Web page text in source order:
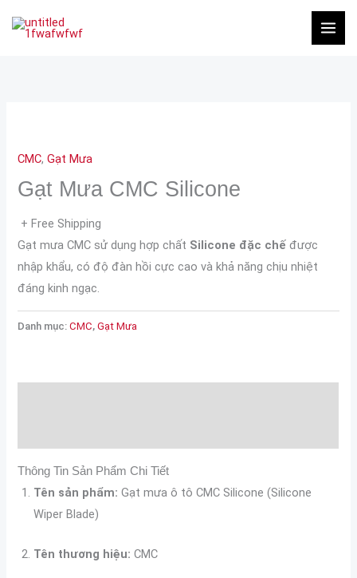
tới
CMC,Gạt Mưa
Gạt Mưa CMC Silicone
+ Free Shipping
Gạt mưa CMC sử dụng hợp chất Silicone đặc chế được
nhập khẩu, có độ đàn hồi cực cao và khả năng chịu nhiệt
đáng kinh ngạc.
Danh mục:CMC,Gạt Mưa
Thông Tin Sản Phẩm Chi Tiết
Tên sản phẩm: Gạt mưa ô tô CMC Silicone (Silicone
Wiper Blade)
Tên thương hiệu: CMC